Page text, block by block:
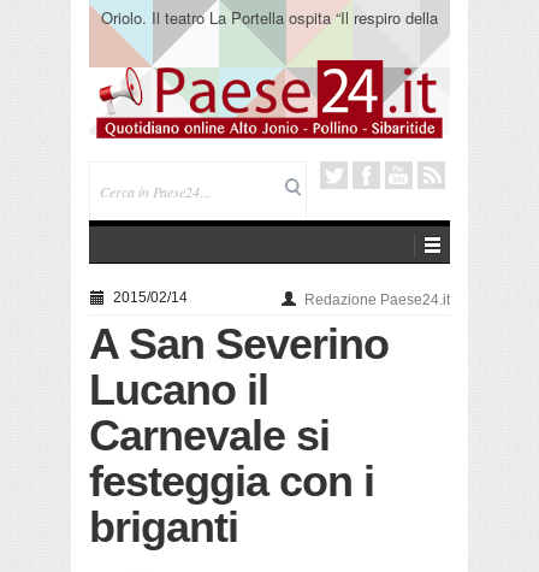
Oriolo. Il teatro La Portella ospita “Il respiro della
terra” del collettivo 365
2015/02/14 Redazione Paese24.it
A San Severino
Lucano il
Carnevale si
festeggia con i
briganti